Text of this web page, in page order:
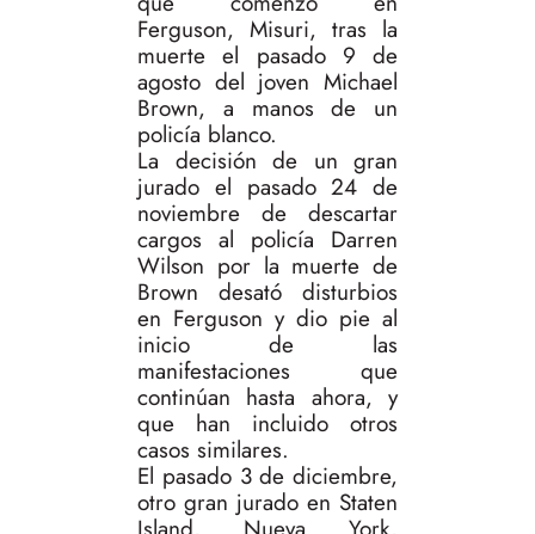
Ferguson, Misuri, tras la
muerte el pasado 9 de
agosto del joven Michael
Brown, a manos de un
policía blanco.
La decisión de un gran
jurado el pasado 24 de
noviembre de descartar
cargos al policía Darren
Wilson por la muerte de
Brown desató disturbios
en Ferguson y dio pie al
inicio de las
manifestaciones que
continúan hasta ahora, y
que han incluido otros
casos similares.
El pasado 3 de diciembre,
otro gran jurado en Staten